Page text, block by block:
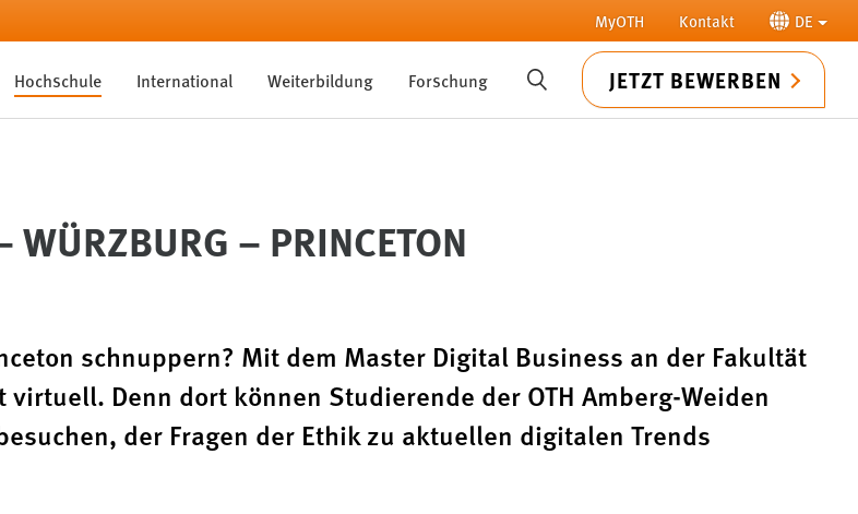
MyOTH Kontakt DE
Hochschule International Weiterbildung Forschung SUCHE JETZT BEWERBEN
WÜRZBURG – PRINCETON
schnuppern? Mit dem Master Digital Business an der Fakultät
Denn dort können Studierende der OTH Amberg-Weiden
der Fragen der Ethik zu aktuellen digitalen Trends